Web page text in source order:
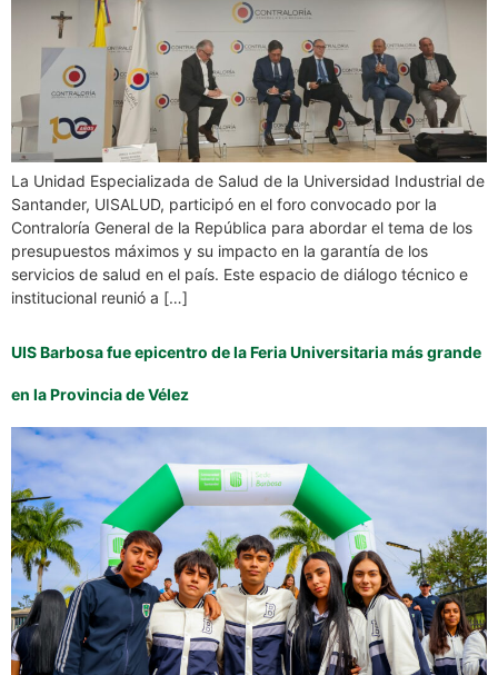
La Unidad Especializada de Salud de la Universidad Industrial de
Santander, UISALUD, participó en el foro convocado por la
Contraloría General de la República para abordar el tema de los
presupuestos máximos y su impacto en la garantía de los
servicios de salud en el país. Este espacio de diálogo técnico e
institucional reunió a […]
UIS Barbosa fue epicentro de la Feria Universitaria más grande
en la Provincia de Vélez